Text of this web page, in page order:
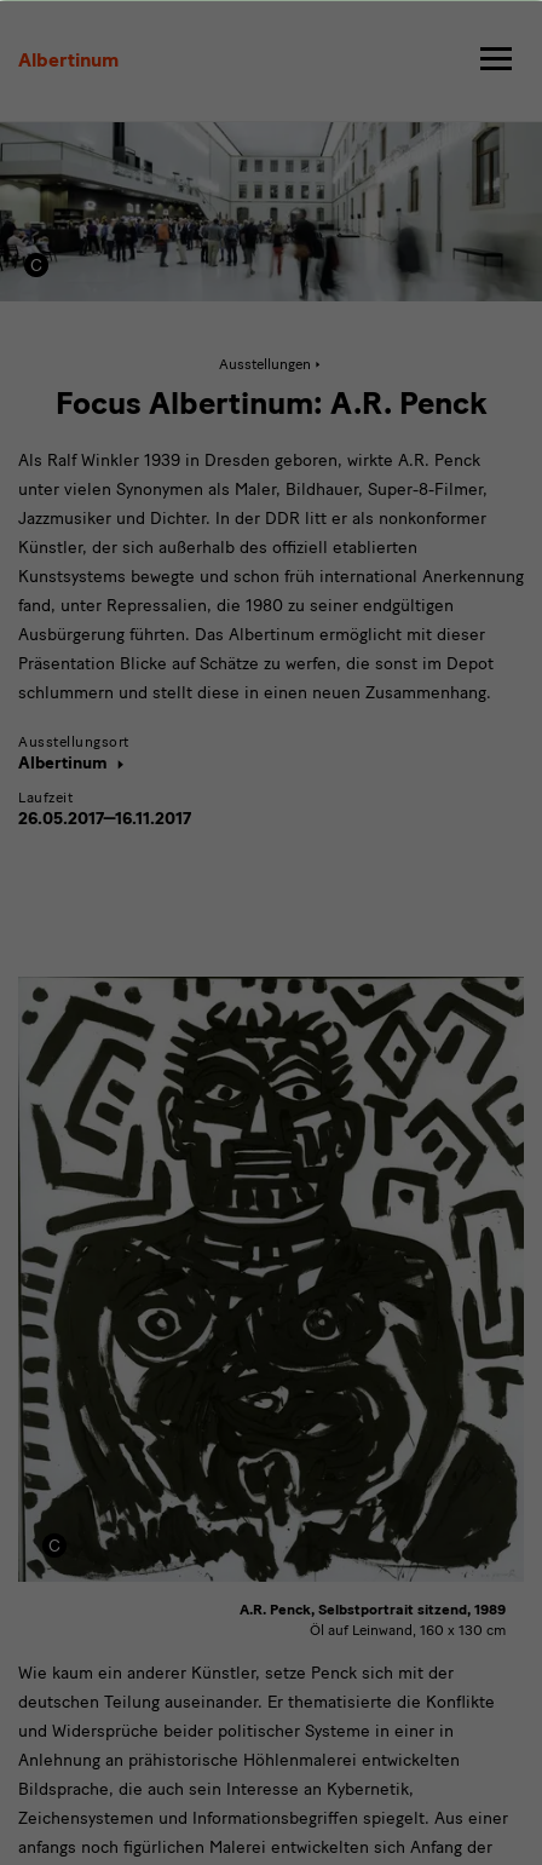
Albertinum
Albertinum
A.R.
Penck
Ausstellungen
Albertinum
Focus Albertinum: A.R. Penck
Als Ralf Winkler 1939 in Dresden geboren, wirkte A.R. Penck
unter vielen Synonymen als Maler, Bildhauer, Super-8-Filmer,
Jazzmusiker und Dichter. In der DDR litt er als nonkonformer
Künstler, der sich außerhalb des offiziell etablierten
Kunstsystems bewegte und schon früh international Anerkennung
fand, unter Repressalien, die 1980 zu seiner endgültigen
Ausbürgerung führten. Das Albertinum ermöglicht mit dieser
Präsentation Blicke auf Schätze zu werfen, die sonst im Depot
schlummern und stellt diese in einen neuen Zusammenhang.
Ausstellungsort
Albertinum
Laufzeit
26.05.2017—16.11.2017
Modul
Text
mit
Bild
Wie kaum ein anderer Künstler, setze Penck sich mit der
deutschen Teilung auseinander. Er thematisierte die Konflikte
und Widersprüche beider politischer Systeme in einer in
Anlehnung an prähistorische Höhlenmalerei entwickelten
Bildsprache, die auch sein Interesse an Kybernetik,
Zeichensystemen und Informationsbegriffen spiegelt. Aus einer
anfangs noch figürlichen Malerei entwickelten sich Anfang der
A.R. Penck, Selbstportrait sitzend, 1989
Öl auf Leinwand, 160 x 130 cm